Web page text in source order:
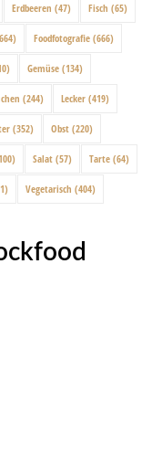
Erdbeeren (47) Fisch (65)
Foodfotografie (666)
Gemüse (134)
(244) Lecker (419)
(352) Obst (220)
Salat (57) Tarte (64)
Vegetarisch (404)